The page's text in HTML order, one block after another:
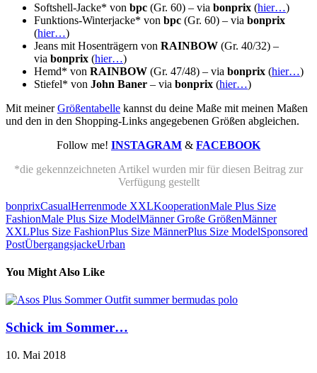
Softshell-Jacke* von bpc (Gr. 60) – via bonprix (hier…)
Funktions-Winterjacke* von bpc (Gr. 60) – via bonprix
(hier…)
Jeans mit Hosenträgern von RAINBOW (Gr. 40/32) –
via bonprix (hier…)
Hemd* von RAINBOW (Gr. 47/48) – via bonprix (hier…)
Stiefel* von John Baner – via bonprix (hier…)
Mit meinerGrößentabelle kannst du deine Maße mit meinen Maßen
und den in den Shopping-Links angegebenen Größen abgleichen.
Follow me! INSTAGRAM & FACEBOOK
*die gekennzeichneten Artikel wurden mir für diesen Beitrag zur
Verfügung gestellt
bonprixCasualHerrenmode XXLKooperationMale Plus Size
FashionMale Plus Size ModelMänner Große GrößenMänner
XXLPlus Size FashionPlus Size MännerPlus Size ModelSponsored
PostÜbergangsjackeUrban
You Might Also Like
Schick im Sommer…
10. Mai 2018